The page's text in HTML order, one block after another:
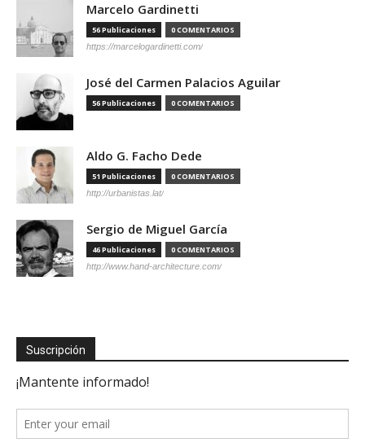
Marcelo Gardinetti
56 Publicaciones 0 COMENTARIOS
https://marcelogardinetti.com/
José del Carmen Palacios Aguilar
56 Publicaciones 0 COMENTARIOS
Aldo G. Facho Dede
51 Publicaciones 0 COMENTARIOS
http://urbanistas.lat/
Sergio de Miguel García
46 Publicaciones 0 COMENTARIOS
http://www.hand-architecture.com/
Suscripción